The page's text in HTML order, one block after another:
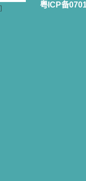
粤ICP备